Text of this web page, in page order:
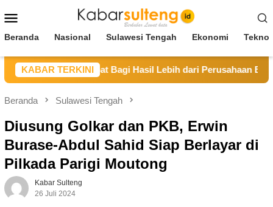
ke
Mobile
Beranda Nasional Sulawesi Tengah Ekonomi
KABAR TERKINI
dapat Bagi Hasil Lebih dari Perusahaan Berstatus
Beranda Sulawesi Tengah
Diusung Golkar dan PKB, Erwin
Burase-Abdul Sahid Siap Berlayar di
Pilkada Parigi Moutong
Kabar Sulteng
26 Juli 2024